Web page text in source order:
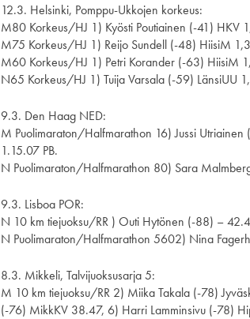
12.3. Helsinki, Pomppu-Ukkojen korkeus:
M80 Korkeus/HJ 1) Kyösti Poutiainen (-41) HKV
M75 Korkeus/HJ 1) Reijo Sundell (-48) HiisiM
M60 Korkeus/HJ 1) Petri Korander (-63) HiisiM
N65 Korkeus/HJ 1) Tuija Varsala (-59) LänsiUU
9.3. Den Haag NED:
M Puolimaraton/Halfmarathon 16) Jussi
1.15.07 PB.
N Puolimaraton/Halfmarathon 80) Sara
9.3. Lisboa POR:
N 10 km tiejuoksu/RR ) Outi Hytönen (-88) –
N Puolimaraton/Halfmarathon 5602) Nina
8.3. Mikkeli, Talvijuoksusarja 5:
M 10 km tiejuoksu/RR 2) Miika Takala (-78)
(-76) MikkKV 38.47, 6) Harri Lamminsivu (-78)